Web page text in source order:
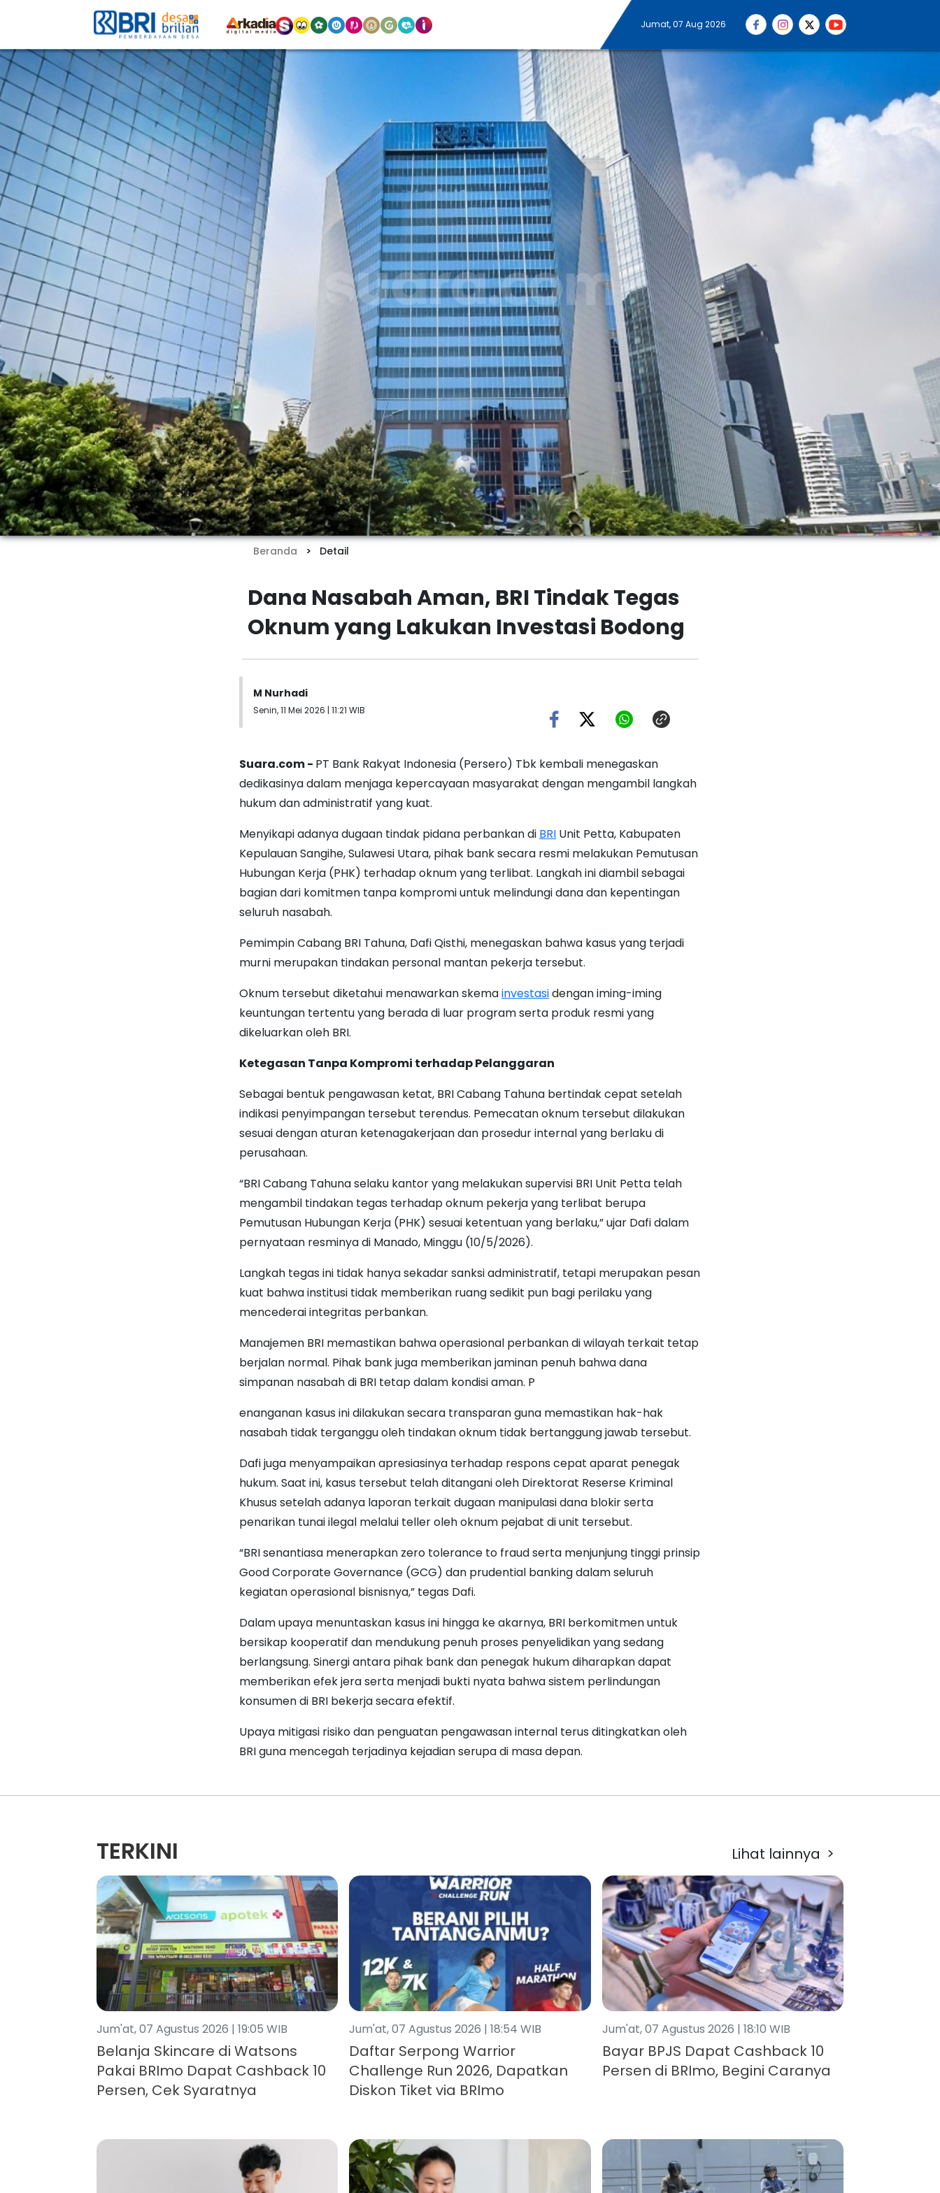
Jumat, 07 Aug 2026
Beranda Detail
Dana Nasabah Aman, BRI Tindak Tegas
Oknum yang Lakukan Investasi Bodong
M Nurhadi
Senin, 11 Mei 2026 | 11:21 WIB
Suara.com - PT Bank Rakyat Indonesia (Persero) Tbk kembali menegaskan
dedikasinya dalam menjaga kepercayaan masyarakat dengan mengambil langkah
hukum dan administratif yang kuat.
Menyikapi adanya dugaan tindak pidana perbankan di BRI Unit Petta, Kabupaten
Kepulauan Sangihe, Sulawesi Utara, pihak bank secara resmi melakukan Pemutusan
Hubungan Kerja (PHK) terhadap oknum yang terlibat. Langkah ini diambil sebagai
bagian dari komitmen tanpa kompromi untuk melindungi dana dan kepentingan
seluruh nasabah.
Pemimpin Cabang BRI Tahuna, Dafi Qisthi, menegaskan bahwa kasus yang terjadi
murni merupakan tindakan personal mantan pekerja tersebut.
Oknum tersebut diketahui menawarkan skemainvestasidengan iming-iming
keuntungan tertentu yang berada di luar program serta produk resmi yang
dikeluarkan oleh BRI.
Ketegasan Tanpa Kompromi terhadap Pelanggaran
Sebagai bentuk pengawasan ketat, BRI Cabang Tahuna bertindak cepat setelah
indikasi penyimpangan tersebut terendus. Pemecatan oknum tersebut dilakukan
sesuai dengan aturan ketenagakerjaan dan prosedur internal yang berlaku di
perusahaan.
“BRI Cabang Tahuna selaku kantor yang melakukan supervisi BRI Unit Petta telah
mengambil tindakan tegas terhadap oknum pekerja yang terlibat berupa
Pemutusan Hubungan Kerja (PHK) sesuai ketentuan yang berlaku,” ujar Dafi dalam
pernyataan resminya di Manado, Minggu (10/5/2026).
Langkah tegas ini tidak hanya sekadar sanksi administratif, tetapi merupakan pesan
kuat bahwa institusi tidak memberikan ruang sedikit pun bagi perilaku yang
mencederai integritas perbankan.
Manajemen BRI memastikan bahwa operasional perbankan di wilayah terkait tetap
berjalan normal. Pihak bank juga memberikan jaminan penuh bahwa dana
simpanan nasabah di BRI tetap dalam kondisi aman. P
enanganan kasus ini dilakukan secara transparan guna memastikan hak-hak
nasabah tidak terganggu oleh tindakan oknum tidak bertanggung jawab tersebut.
Dafi juga menyampaikan apresiasinya terhadap respons cepat aparat penegak
hukum. Saat ini, kasus tersebut telah ditangani oleh Direktorat Reserse Kriminal
Khusus setelah adanya laporan terkait dugaan manipulasi dana blokir serta
penarikan tunai ilegal melalui teller oleh oknum pejabat di unit tersebut.
“BRI senantiasa menerapkan zero tolerance to fraud serta menjunjung tinggi prinsip
Good Corporate Governance (GCG) dan prudential banking dalam seluruh
kegiatan operasional bisnisnya,” tegas Dafi.
Dalam upaya menuntaskan kasus ini hingga ke akarnya, BRI berkomitmen untuk
bersikap kooperatif dan mendukung penuh proses penyelidikan yang sedang
berlangsung. Sinergi antara pihak bank dan penegak hukum diharapkan dapat
memberikan efek jera serta menjadi bukti nyata bahwa sistem perlindungan
konsumen di BRI bekerja secara efektif.
Upaya mitigasi risiko dan penguatan pengawasan internal terus ditingkatkan oleh
BRI guna mencegah terjadinya kejadian serupa di masa depan.
TERKINI Lihat lainnya >
Jum'at, 07 Agustus 2026 | 19:05 WIB
Belanja Skincare di Watsons
Pakai BRImo Dapat Cashback 10
Persen, Cek Syaratnya
Jum'at, 07 Agustus 2026 | 18:54 WIB
Daftar Serpong Warrior
Challenge Run 2026, Dapatkan
Diskon Tiket via BRImo
Jum'at, 07 Agustus 2026 | 18:10 WIB
Bayar BPJS Dapat Cashback 10
Persen di BRImo, Begini Caranya